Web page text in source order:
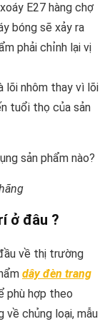
E27 hàng chợ
bóng sẽ xảy ra
phải chỉnh lại vị
lõi nhôm thay vì lõi
tuổi thọ của sản
ở đâu ?
về thị trường
dây đèn trang
phù hợp theo
về chủng loại, mẫu